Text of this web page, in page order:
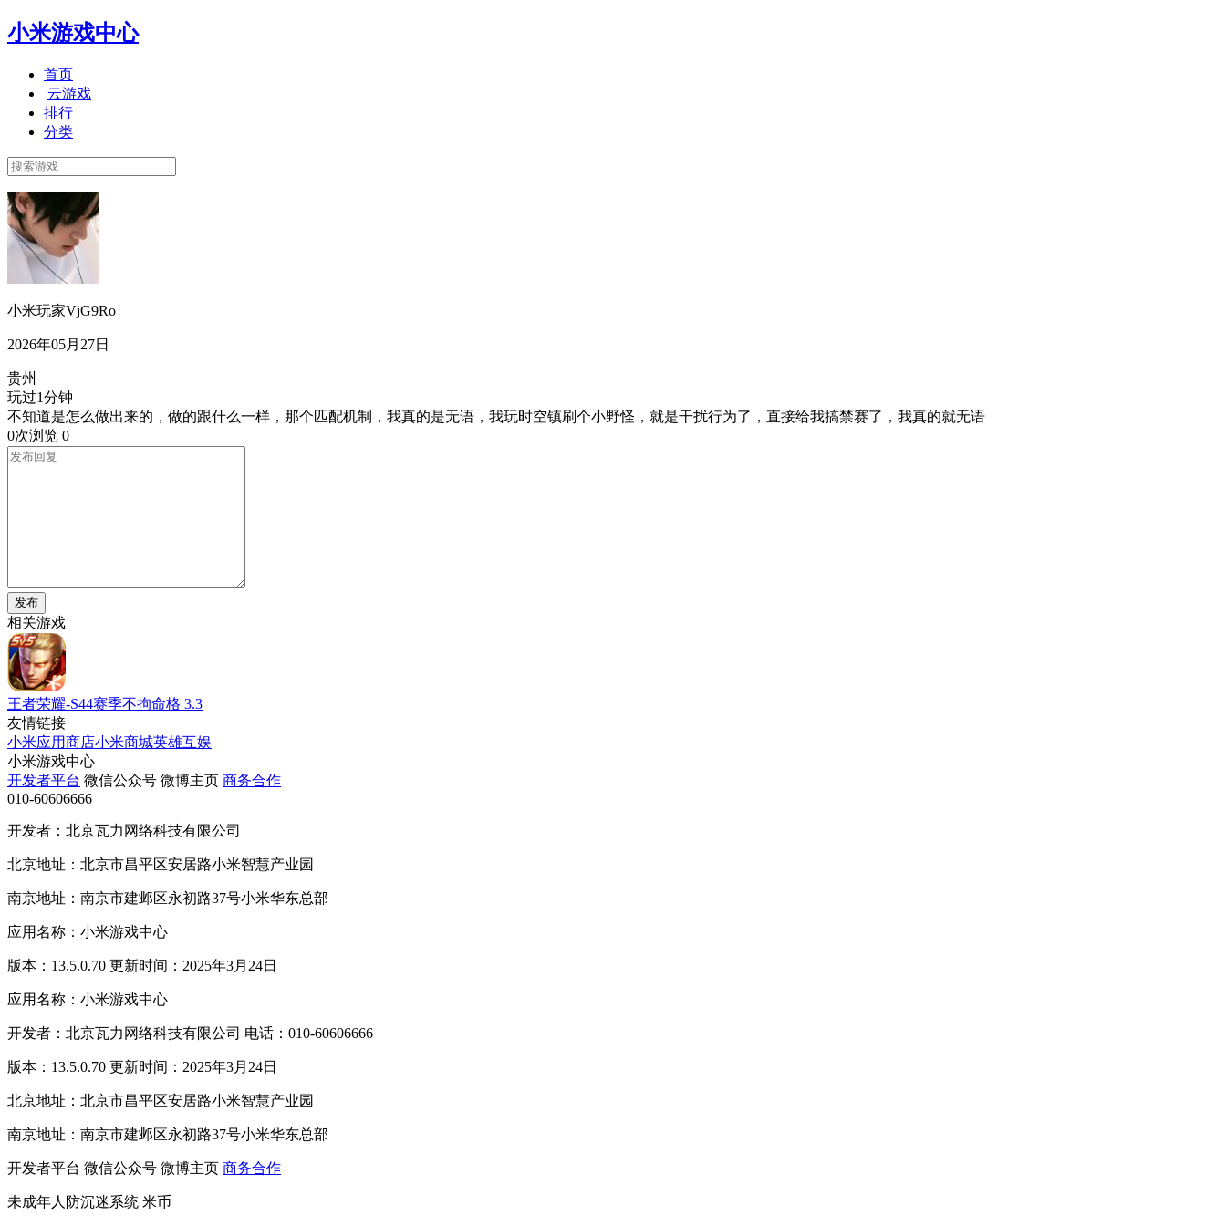
小米游戏中心
首页
云游戏
排行
分类
小米玩家VjG9Ro
2026年05月27日
贵州
玩过1分钟
不知道是怎么做出来的，做的跟什么一样，那个匹配机制，我真的是无语，我玩时空镇刷个小野怪，就是干扰行为了，直接给我搞禁赛了，我真的就无语
0次浏览 0
发布
相关游戏
王者荣耀-S44赛季不拘命格 3.3
友情链接
小米应用商店小米商城英雄互娱
小米游戏中心
开发者平台 微信公众号 微博主页 商务合作
010-60606666
开发者：北京瓦力网络科技有限公司
北京地址：北京市昌平区安居路小米智慧产业园
南京地址：南京市建邺区永初路37号小米华东总部
应用名称：小米游戏中心
版本：13.5.0.70 更新时间：2025年3月24日
应用名称：小米游戏中心
开发者：北京瓦力网络科技有限公司 电话：010-60606666
版本：13.5.0.70 更新时间：2025年3月24日
北京地址：北京市昌平区安居路小米智慧产业园
南京地址：南京市建邺区永初路37号小米华东总部
开发者平台 微信公众号 微博主页 商务合作
未成年人防沉迷系统 米币